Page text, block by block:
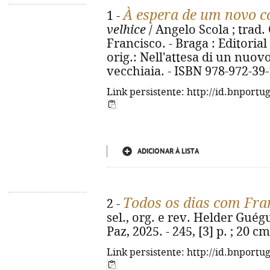
1 -À espera de um novo
velhice / Angelo Scola ; trad.
Francisco. - Braga : Editorial
orig.: Nell'attesa di un
vecchiaia. - ISBN 978-972-
Link persistente: http://
ADICIONAR À LISTA
2 - Todos os dias com
sel., org. e rev. Helder
Paz, 2025. - 245, [3] p. ; 20
Link persistente: http://